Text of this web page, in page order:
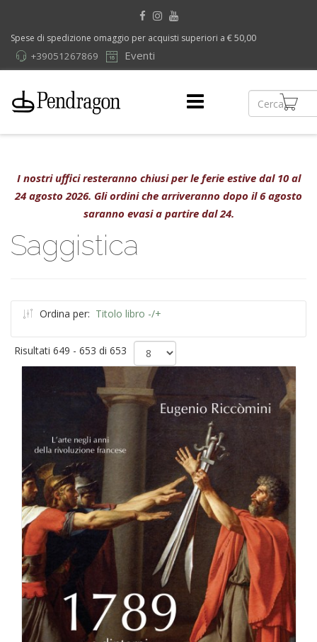
Spese di spedizione omaggio per acquisti superiori a € 50,00
Eventi
+39051267869
I nostri uffici resteranno chiusi per le ferie estive dal 10 al
24 agosto 2026. Gli ordini che arriveranno dopo il 6 agosto
saranno evasi a partire dal 24.
Saggistica
Ordina per: Titolo libro -/+
Risultati 649 - 653 di 653